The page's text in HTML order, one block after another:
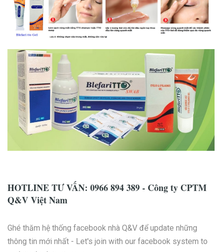
HOTLINE TƯ VẤN: 0966 894 389 - Công ty CPTM
Q&V Việt Nam
Ghé thăm hệ thống facebook nhà Q&V để update những
thông tin mới nhất - Let's join with our facebook system to